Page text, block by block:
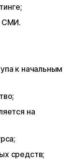
СМИ.
к начальным
на
средств;